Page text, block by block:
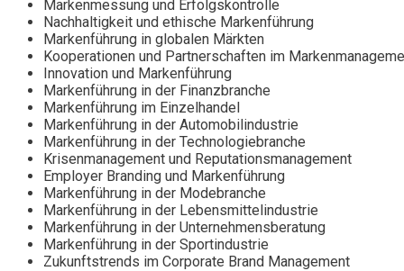
Markenmessung und Erfolgskontrolle
Nachhaltigkeit und ethische Markenführung
Markenführung in globalen Märkten
Kooperationen und Partnerschaften im
Innovation und Markenführung
Markenführung in der Finanzbranche
Markenführung im Einzelhandel
Markenführung in der Automobilindustrie
Markenführung in der Technologiebranche
Krisenmanagement und Reputationsmanagement
Employer Branding und Markenführung
Markenführung in der Modebranche
Markenführung in der Lebensmittelindustrie
Markenführung in der Unternehmensberatung
Markenführung in der Sportindustrie
Zukunftstrends im Corporate Brand Management